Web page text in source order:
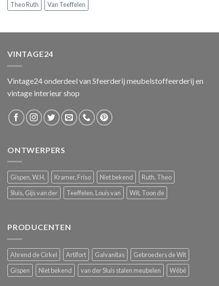
Theo Ruth
Van Teeffelen
VINTAGE24
Vintage24 onderdeel van Sfeerderij meubelstoffeerderij en
vintage interieur shop
ONTWERPERS
Gispen, W.H. Kramer, Friso Niet bekend
Ruth, Theo
Sluis, Gijs van der
Teeffelen, Louis van Wit, Toon de
PRODUCENTEN
Ahrend de Cirkel Artifort Galvanitas
Gebroeders de Wit
Gispen
Niet bekend van der Sluis stalen meubelen Wébé